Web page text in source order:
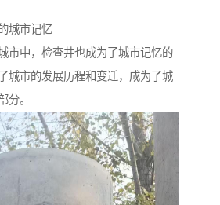
城市记忆
市中，检查井也成为了城市记忆的
城市的发展历程和变迁，成为了城
分。